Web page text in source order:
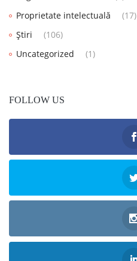
Proprietate intelectuală
(17)
Știri
(106)
Uncategorized
(1)
FOLLOW US